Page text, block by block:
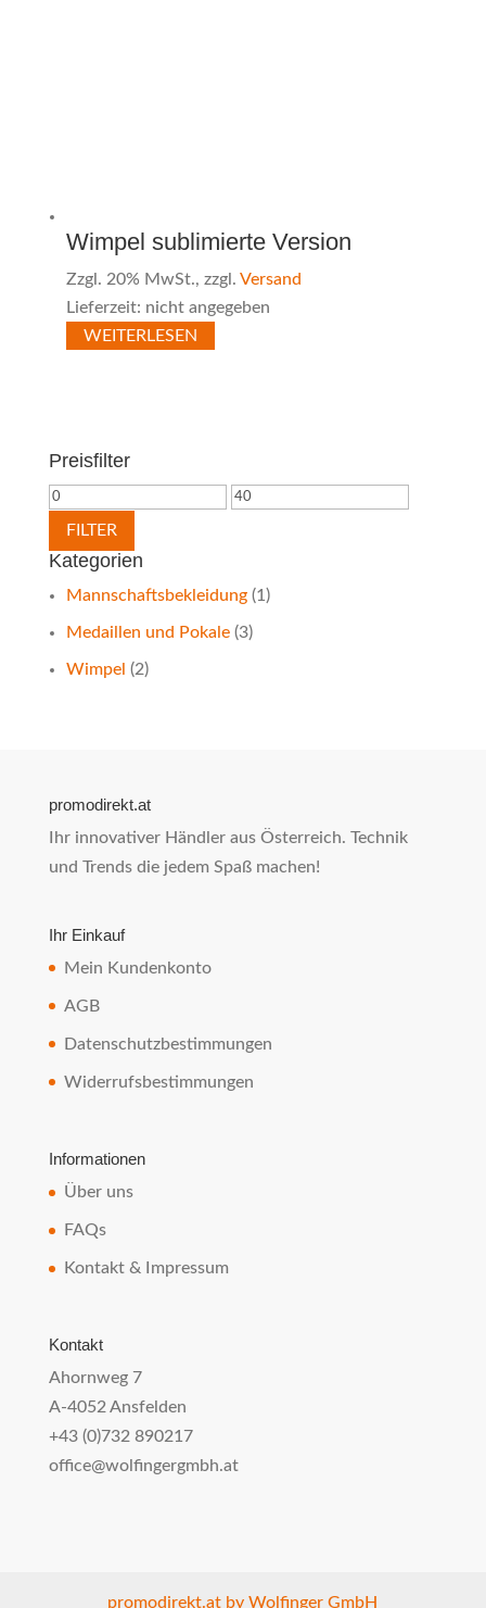
Wimpel sublimierte Version
Zzgl. 20% MwSt., zzgl. Versand
Lieferzeit: nicht angegeben
WEITERLESEN
Preisfilter
Min.
Preis
Max.
FILTER
Kategorien
Mannschaftsbekleidung (1)
Medaillen und Pokale (3)
Wimpel (2)
promodirekt.at
Ihr innovativer Händler aus Österreich. Technik
und Trends die jedem Spaß machen!
Ihr Einkauf
Mein Kundenkonto
AGB
Datenschutzbestimmungen
Widerrufsbestimmungen
Informationen
Über uns
FAQs
Kontakt & Impressum
Kontakt
Ahornweg 7
A-4052 Ansfelden
+43 (0)732 890217
office@wolfingergmbh.at
promodirekt.at by Wolfinger GmbH